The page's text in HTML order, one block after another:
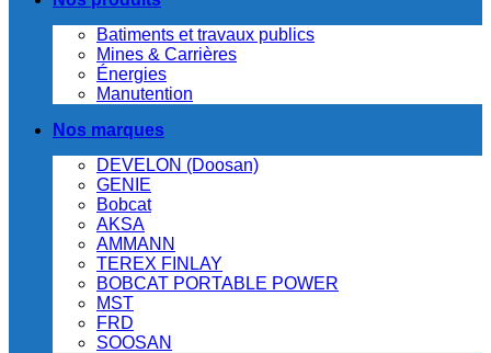
Batiments et travaux publics
Mines & Carrières
Énergies
Manutention
Nos marques
DEVELON (Doosan)
GENIE
Bobcat
AKSA
AMMANN
TEREX FINLAY
BOBCAT PORTABLE POWER
MST
FRD
SOOSAN